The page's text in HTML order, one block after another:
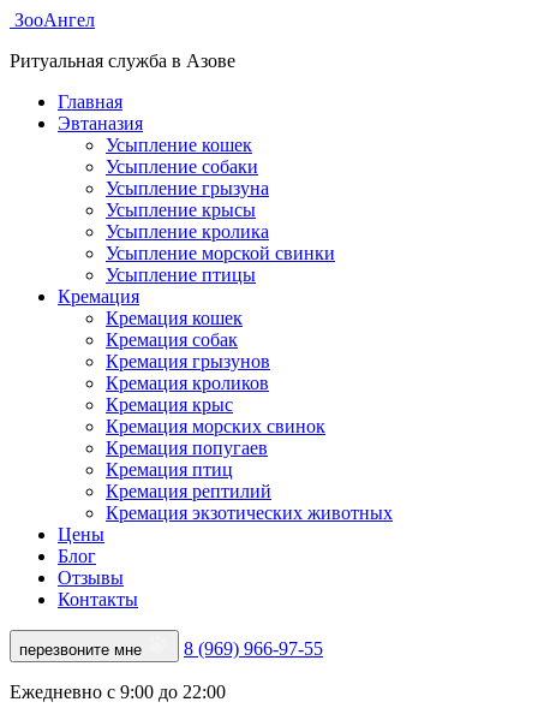
ЗооАнгел
Ритуальная служба в Азове
Главная
Эвтаназия
Усыпление кошек
Усыпление собаки
Усыпление грызуна
Усыпление крысы
Усыпление кролика
Усыпление морской свинки
Усыпление птицы
Кремация
Кремация кошек
Кремация собак
Кремация грызунов
Кремация кроликов
Кремация крыс
Кремация морских свинок
Кремация попугаев
Кремация птиц
Кремация рептилий
Кремация экзотических животных
Цены
Блог
Отзывы
Контакты
перезвоните мне 8 (969) 966-97-55
Ежедневно с 9:00 до 22:00